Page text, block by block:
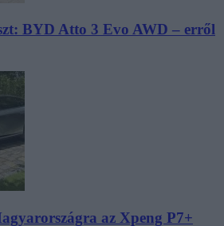
BYD Atto 3 Evo AWD – erről
az Xpeng P7+